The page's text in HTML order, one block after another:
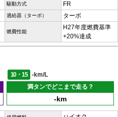
駆動方式 FR
過給器（ターボ） ターボ
燃費性能
H27年度燃費基準
+20%達成
10・15
-km/L
満タンでどこまで走る？
-km